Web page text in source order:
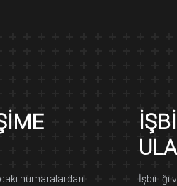
numaralardan
İşbirliği